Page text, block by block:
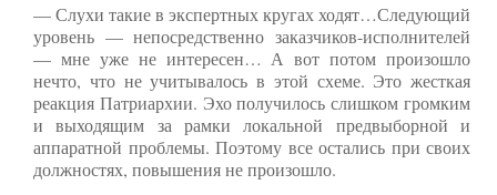
— Слухи такие в экспертных кругах ходят…Следующий
уровень — непосредственно заказчиков-исполнителей
— мне уже не интересен… А вот потом произошло
нечто, что не учитывалось в этой схеме. Это жесткая
реакция Патриархии. Эхо получилось слишком громким
и выходящим за рамки локальной предвыборной и
аппаратной проблемы. Поэтому все остались при своих
должностях, повышения не произошло.